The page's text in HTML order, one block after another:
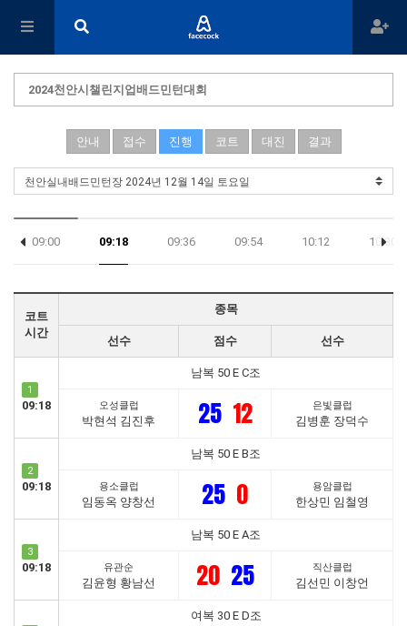
2024천안시챌린지업배드민턴대회
안내 접수 진행 코트 대진 결과
09:00 09:18 09:36 09:54 10:12 10:30
코트
시간
종목
선수 점수 선수
1
09:18
남복 50 E C조
오성클럽
박현석 김진후 25 12 은빛클럽
김병훈 장덕수
2
09:18
남복 50 E B조
용소클럽
임동옥 양창선 25 0 용암클럽
한상민 임철영
3
09:18
남복 50 E A조
유관순
김윤형 황남선 20 25 직산클럽
김선민 이창언
여복 30 E D조